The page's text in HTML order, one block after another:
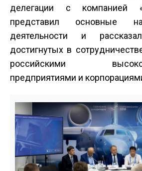
делегации с компанией
представил основные
деятельности и
достигнутых в
российскими
предприятиями и